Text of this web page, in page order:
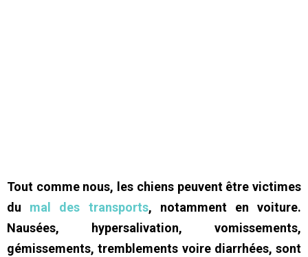
Tout comme nous, les chiens peuvent être victimes
du mal des transports, notamment en voiture.
Nausées, hypersalivation, vomissements,
gémissements, tremblements voire diarrhées, sont